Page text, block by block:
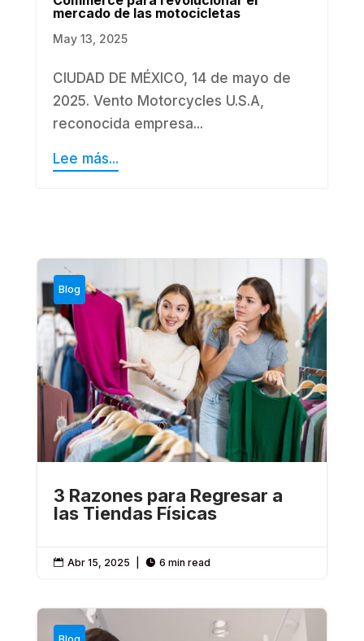
mercado de las motocicletas
May 13, 2025
CIUDAD DE MÉXICO, 14 de mayo de
2025. Vento Motorcycles U.S.A,
reconocida empresa...
Lee más...
Blog
3 Razones para Regresar a
las Tiendas Físicas
 Abr 15, 2025  6 min read